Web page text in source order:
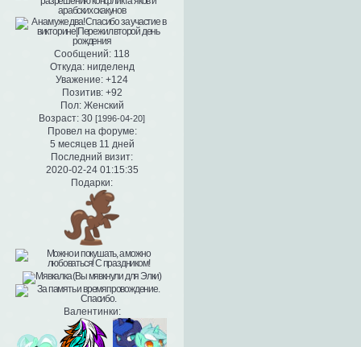
Сообщений: 118
Откуда:нигделенд
Уважение: +124
Позитив: +92
Пол:Женский
Возраст: 30 [1996-04-20]
Провел на форуме:
5 месяцев 11 дней
Последний визит:
2020-02-24 01:15:35
Подарки:
Валентинки: